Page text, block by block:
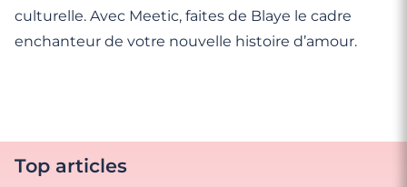
culturelle. Avec Meetic, faites de Blaye le cadre
enchanteur de votre nouvelle histoire d’amour.
Top articles